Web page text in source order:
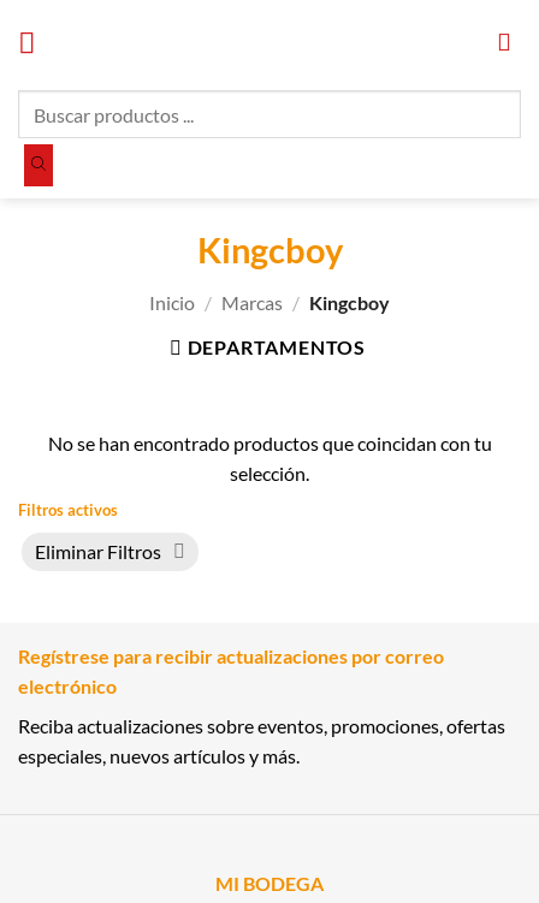
productos
Kingcboy
Inicio / Marcas / Kingcboy
DEPARTAMENTOS
No se han encontrado productos que coincidan con tu
selección.
Filtros activos
Eliminar Filtros
Regístrese para recibir actualizaciones por correo
electrónico
Reciba actualizaciones sobre eventos, promociones, ofertas
especiales, nuevos artículos y más.
MI BODEGA